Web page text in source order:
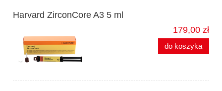
Harvard ZirconCore A3 5 ml
179,00 zł
do koszyka